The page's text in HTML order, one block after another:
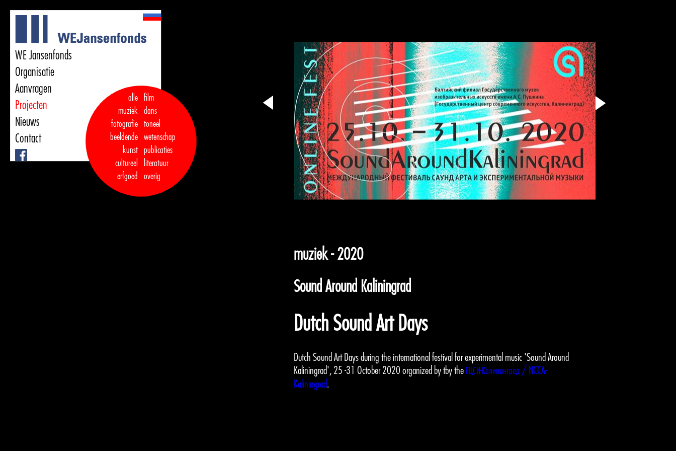
WE Jansenfonds
Organisatie
Aanvragen
Projecten
Nieuws
Contact
alle
muziek
fotografie
beeldende
kunst
cultureel
erfgoed
film
dans
toneel
wetenschap
publicaties
literatuur
overig
muziek - 2020
Sound Around Kaliningrad
Dutch Sound Art Days
Dutch Sound Art Days during the international festival for experimental music 'Sound Around
Kaliningrad', 25 -31 October 2020 organized by tby the ГЦСИ-Калининград / NCCA-
Kaliningrad.